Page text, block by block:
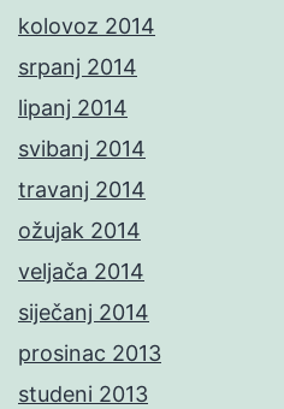
kolovoz 2014
srpanj 2014
lipanj 2014
svibanj 2014
travanj 2014
ožujak 2014
veljača 2014
siječanj 2014
prosinac 2013
studeni 2013